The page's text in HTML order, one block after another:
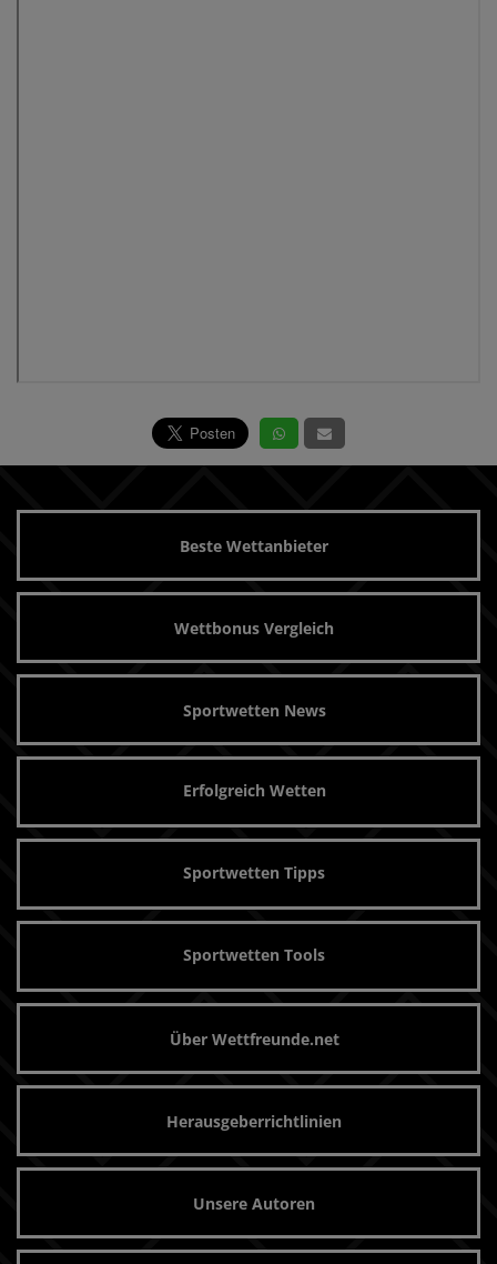
Beste Wettanbieter
Wettbonus Vergleich
Sportwetten News
Erfolgreich Wetten
Sportwetten Tipps
Sportwetten Tools
Über Wettfreunde.net
Herausgeberrichtlinien
Unsere Autoren